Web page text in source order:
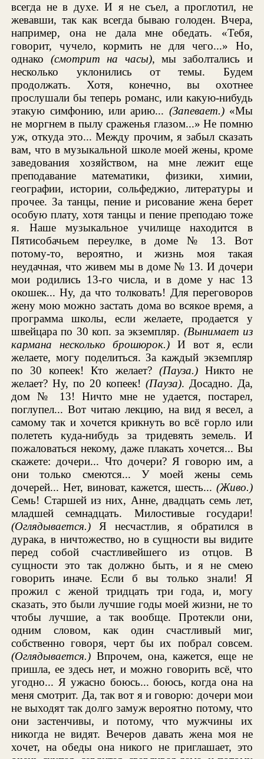
всегда не в духе. И я не съел, а проглотил, не
жевавши, так как всегда бываю голоден. Вчера,
например, она не дала мне обедать. «Тебя,
говорит, чучело, кормить не для чего...» Но,
однако (смотрит на часы), мы заболтались и
несколько уклонились от темы. Будем
продолжать. Хотя, конечно, вы охотнее
прослушали бы теперь романс, или какую-нибудь
этакую симфонию, или арию... (Запевает.)«Мы
не моргнем в пылу сраженья глазом...» Не помню
уж, откуда это... Между прочим, я забыл сказать
вам, что в музыкальной школе моей жены, кроме
заведования хозяйством, на мне лежит еще
преподавание математики, физики, химии,
географии, истории, сольфеджио, литературы и
прочее. За танцы, пение и рисование жена берет
особую плату, хотя танцы и пение преподаю тоже
я. Наше музыкальное училище находится в
Пятисобачьем переулке, в доме № 13. Вот
потому-то, вероятно, и жизнь моя такая
неудачная, что живем мы в доме № 13. И дочери
мои родились 13-го числа, и в доме у нас 13
окошек... Ну, да что толковать! Для переговоров
жену мою можно застать дома во всякое время, а
программа школы, если желаете, продается у
швейцара по 30 коп. за экземпляр. (Вынимает из
кармана несколько брошюрок.) И вот я, если
желаете, могу поделиться. За каждый экземпляр
по 30 копеек! Кто желает? (Пауза.)Никто не
желает? Ну, по 20 копеек! (Пауза). Досадно. Да,
дом № 13! Ничто мне не удается, постарел,
поглупел... Вот читаю лекцию, на вид я весел, а
самому так и хочется крикнуть во всё горло или
полететь куда-нибудь за тридевять земель. И
пожаловаться некому, даже плакать хочется... Вы
скажете: дочери... Что дочери? Я говорю им, а
они только смеются... У моей жены семь
дочерей... Нет, виноват, кажется, шесть... (Живо.)
Семь! Старшей из них, Анне, двадцать семь лет,
младшей семнадцать. Милостивые государи!
(Оглядывается.) Я несчастлив, я обратился в
дурака, в ничтожество, но в сущности вы видите
перед собой счастливейшего из отцов. В
сущности это так должно быть, и я не смею
говорить иначе. Если б вы только знали! Я
прожил с женой тридцать три года, и, могу
сказать, это были лучшие годы моей жизни, не то
чтобы лучшие, а так вообще. Протекли они,
одним словом, как один счастливый миг,
собственно говоря, черт бы их побрал совсем.
(Оглядывается.) Впрочем, она, кажется, еще не
пришла, ее здесь нет, и можно говорить всё, что
угодно... Я ужасно боюсь... боюсь, когда она на
меня смотрит. Да, так вот я и говорю: дочери мои
не выходят так долго замуж вероятно потому, что
они застенчивы, и потому, что мужчины их
никогда не видят. Вечеров давать жена моя не
хочет, на обеды она никого не приглашает, это